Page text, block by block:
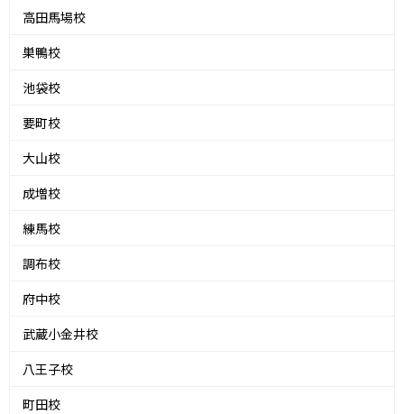
高田馬場校
巣鴨校
池袋校
要町校
大山校
成増校
練馬校
調布校
府中校
武蔵小金井校
八王子校
町田校